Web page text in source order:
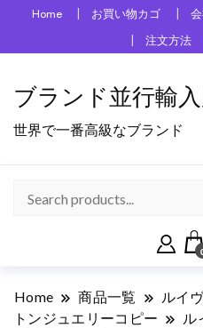
Home お買い物カゴ
注文方法
ブランド並行輸
世界で一番高級なブランド
Home 商品一覧 ルイ
トンジュエリーコピー
ル